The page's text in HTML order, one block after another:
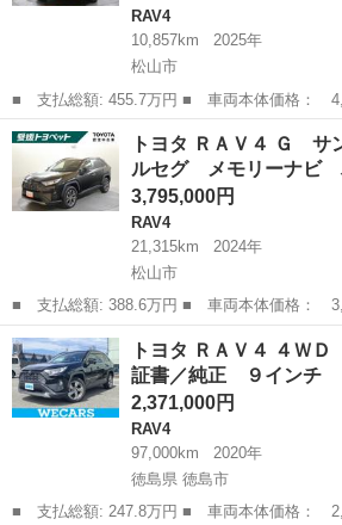
RAV4
10,857km
2025年
松山市
■ 支払総額: 455.7万円 ■ 車両本体価格： 4,455,000 円 ■ メーカ
ー名： トヨタ ■ 車種名： ＲＡＶ４ ■ グ
ッドアドベンチャー ４ＷＤ フルセグ メモ
ラ 衝突...
愛媛 松山市 RAV4
トヨタ ＲＡＶ４ Ｇ
ルセグ メモリーナビ
3,795,000円
RAV4
21,315km
2024年
松山市
■ 支払総額: 388.6万円 ■ 車両本体価格： 3,795,000 円 ■ メーカ
ー名： トヨタ ■ 車種名： ＲＡＶ４ ■ グ
ルーフ ４ＷＤ フルセグ メモリーナビ バ
軽減シス...
愛媛 松山市 RAV4
トヨタ ＲＡＶ４ ４Ｗ
証書／純正 ９インチ
2,371,000円
RAV4
97,000km
2020年
徳島県 徳島市
■ 支払総額: 247.8万円 ■ 車両本体価格： 2,371,000 円 ■ メーカ